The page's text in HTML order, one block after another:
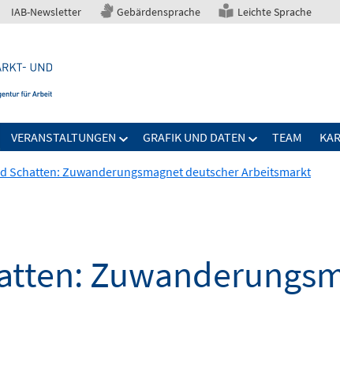
IAB-Newsletter Gebärdensprache Leichte Sprache
VERANSTALTUNGEN GRAFIK UND DATEN TEAM
Schatten: Zuwanderungsmagnet deutscher Arbeitsmarkt